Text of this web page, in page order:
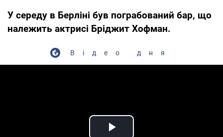
У середу в Берліні був пограбований бар, що
належить актрисі Бріджит Хофман.
Відео дня